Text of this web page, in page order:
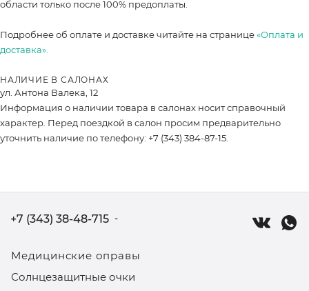
области только после 100% предоплаты.
Подробнее об оплате и доставке читайте на странице«Оплата и
доставка».
НАЛИЧИЕ В САЛОНАХ
ул. Антона Валека, 12
Информация о наличии товара в салонах носит справочный
характер. Перед поездкой в салон просим предварительно
уточнить наличие по телефону: +7 (343) 384-87-15.
Медицинские оправы
Солнцезащитные очки
+7 (343) 38-48-715